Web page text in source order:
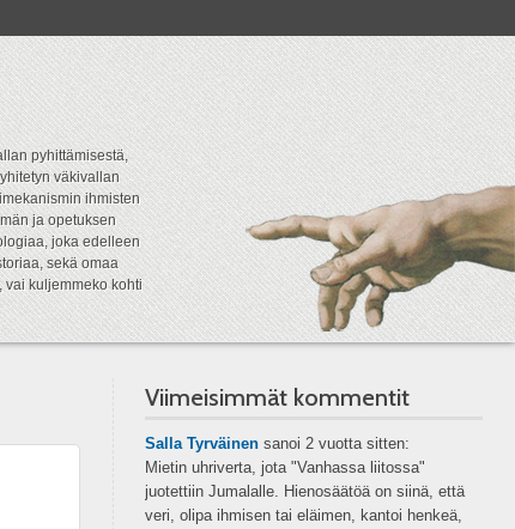
pyhittämisestä,
väkivallan
ihmisten
ja opetuksen
joka edelleen
sekä omaa
vai kuljemmeko kohti
Viimeisimmät kommentit
Salla Tyrväinensanoi 2 vuotta sitten:
Mietin uhriverta, jota "Vanhassa liitossa"
juotettiin Jumalalle. Hienosäätöä on siinä, että
veri, olipa ihmisen tai eläimen, kantoi henkeä,